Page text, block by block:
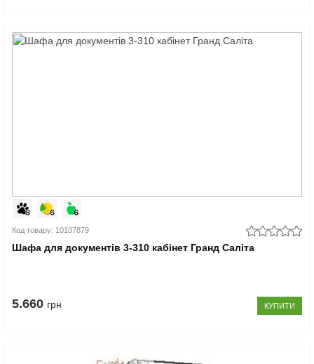
Код товару: 10107879
Шафа для документів 3-310 кабінет Гранд Саліта
5.660 грн КУПИТИ